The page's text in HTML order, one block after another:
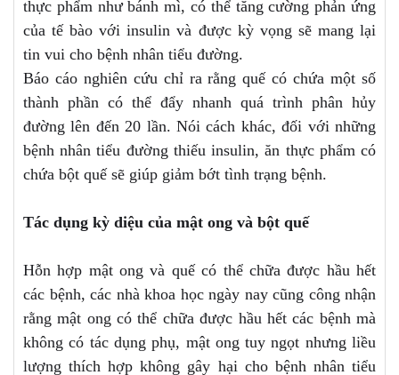
thực phẩm như bánh mì, có thể tăng cường phản ứng
của tế bào với insulin và được kỳ vọng sẽ mang lại
tin vui cho bệnh nhân tiểu đường.
Báo cáo nghiên cứu chỉ ra rằng quế có chứa một số
thành phần có thể đẩy nhanh quá trình phân hủy
đường lên đến 20 lần. Nói cách khác, đối với những
bệnh nhân tiểu đường thiếu insulin, ăn thực phẩm có
chứa bột quế sẽ giúp giảm bớt tình trạng bệnh.
Tác dụng kỳ diệu của mật ong và bột quế
Hỗn hợp mật ong và quế có thể chữa được hầu hết
các bệnh, các nhà khoa học ngày nay cũng công nhận
rằng mật ong có thể chữa được hầu hết các bệnh mà
không có tác dụng phụ, mật ong tuy ngọt nhưng liều
lượng thích hợp không gây hại cho bệnh nhân tiểu